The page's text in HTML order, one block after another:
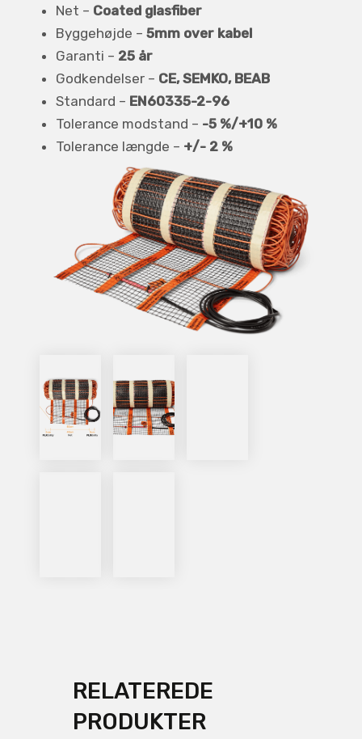
Net – Coated glasfiber
Byggehøjde – 5mm over kabel
Garanti – 25 år
Godkendelser – CE, SEMKO, BEAB
Standard – EN60335-2-96
Tolerance modstand – -5 %/+10 %
Tolerance længde – +/- 2 %
RELATEREDE
PRODUKTER